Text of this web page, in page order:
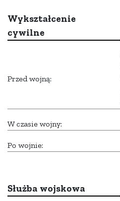
Wykształcenie
cywilne
Przed wojną:
W czasie wojny:
Po wojnie:
Służba wojskowa